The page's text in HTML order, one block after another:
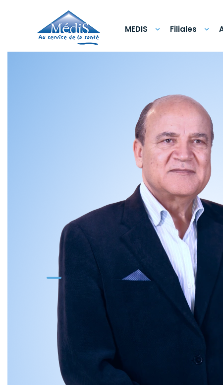
MEDIS Filiales